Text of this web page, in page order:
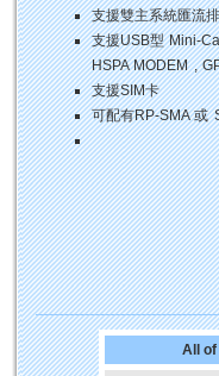
支援雙主系統匯流
支援USB型 Mini-
HSPA MODEM ,
支援SIM卡
可配有RP-SMA 或
All of